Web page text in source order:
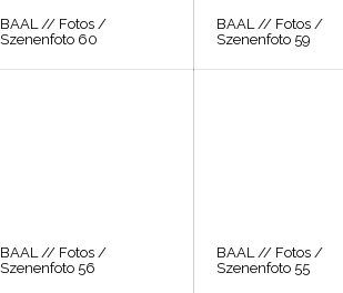
BAAL // Fotos /
Szenenfoto 60
BAAL // Fotos /
Szenenfoto 59
BAAL // Fotos /
Szenenfoto 56
BAAL // Fotos /
Szenenfoto 55